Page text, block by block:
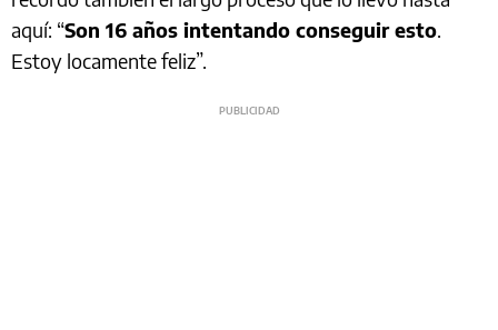
aquí: “Son 16 años intentando conseguir esto.
Estoy locamente feliz”.